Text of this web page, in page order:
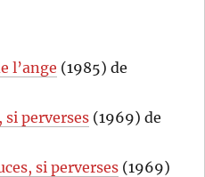
l’ange (1985) de
si perverses (1969) de
si perverses (1969)